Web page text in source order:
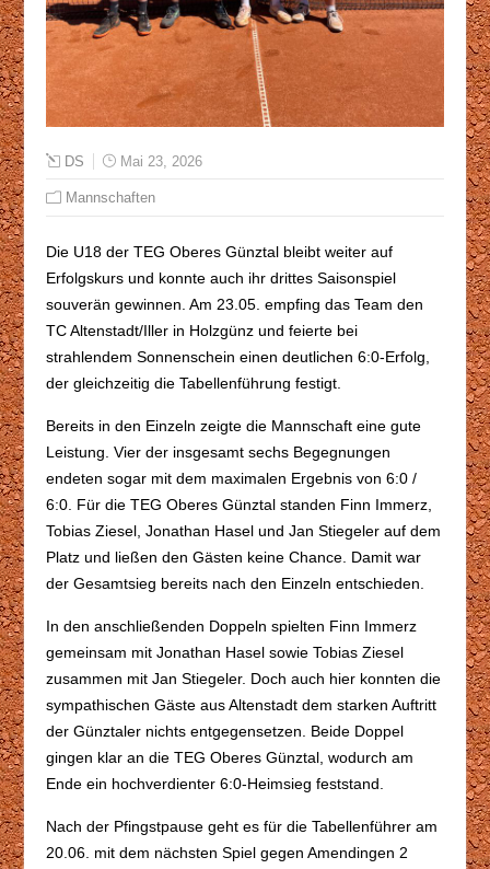
DS Mai 23, 2026
Mannschaften
Die U18 der TEG Oberes Günztal bleibt weiter auf
Erfolgskurs und konnte auch ihr drittes Saisonspiel
souverän gewinnen. Am 23.05. empfing das Team den
TC Altenstadt/Iller in Holzgünz und feierte bei
strahlendem Sonnenschein einen deutlichen 6:0-Erfolg,
der gleichzeitig die Tabellenführung festigt.
Bereits in den Einzeln zeigte die Mannschaft eine gute
Leistung. Vier der insgesamt sechs Begegnungen
endeten sogar mit dem maximalen Ergebnis von 6:0 /
6:0. Für die TEG Oberes Günztal standen Finn Immerz,
Tobias Ziesel, Jonathan Hasel und Jan Stiegeler auf dem
Platz und ließen den Gästen keine Chance. Damit war
der Gesamtsieg bereits nach den Einzeln entschieden.
In den anschließenden Doppeln spielten Finn Immerz
gemeinsam mit Jonathan Hasel sowie Tobias Ziesel
zusammen mit Jan Stiegeler. Doch auch hier konnten die
sympathischen Gäste aus Altenstadt dem starken Auftritt
der Günztaler nichts entgegensetzen. Beide Doppel
gingen klar an die TEG Oberes Günztal, wodurch am
Ende ein hochverdienter 6:0-Heimsieg feststand.
Nach der Pfingstpause geht es für die Tabellenführer am
20.06. mit dem nächsten Spiel gegen Amendingen 2